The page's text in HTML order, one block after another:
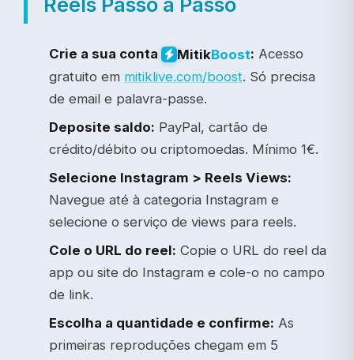
Crie a sua conta MitikBoost: Acesso
gratuito em mitiklive.com/boost. Só precisa
de email e palavra-passe.
Deposite saldo: PayPal, cartão de
crédito/débito ou criptomoedas. Mínimo 1€.
Selecione Instagram > Reels Views:
Navegue até à categoria Instagram e
selecione o serviço de views para reels.
Cole o URL do reel: Copie o URL do reel da
app ou site do Instagram e cole-o no campo
de link.
Escolha a quantidade e confirme: As
primeiras reproduções chegam em 5